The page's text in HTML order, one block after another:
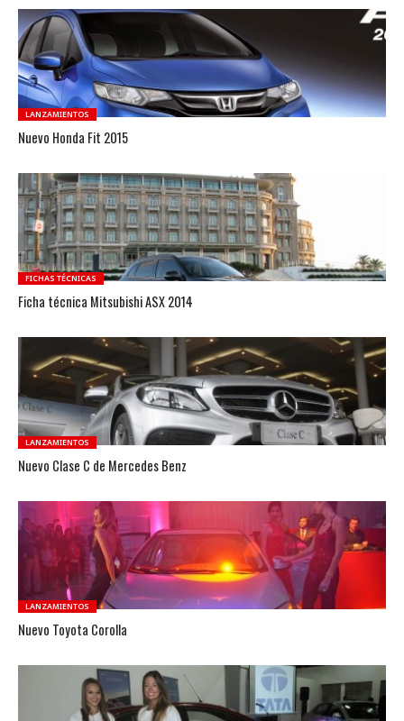
LANZAMIENTOS
Nuevo Honda Fit 2015
FICHAS TÉCNICAS
Ficha técnica Mitsubishi ASX 2014
LANZAMIENTOS
Nuevo Clase C de Mercedes Benz
LANZAMIENTOS
Nuevo Toyota Corolla